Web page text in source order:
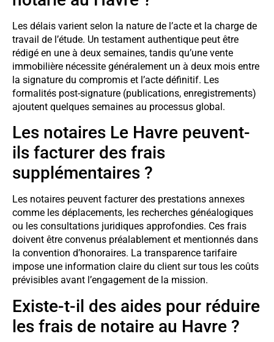
Les délais varient selon la nature de l’acte et la charge de
travail de l’étude. Un testament authentique peut être
rédigé en une à deux semaines, tandis qu’une vente
immobilière nécessite généralement un à deux mois entre
la signature du compromis et l’acte définitif. Les
formalités post-signature (publications, enregistrements)
ajoutent quelques semaines au processus global.
Les notaires Le Havre peuvent-
ils facturer des frais
supplémentaires ?
Les notaires peuvent facturer des prestations annexes
comme les déplacements, les recherches généalogiques
ou les consultations juridiques approfondies. Ces frais
doivent être convenus préalablement et mentionnés dans
la convention d’honoraires. La transparence tarifaire
impose une information claire du client sur tous les coûts
prévisibles avant l’engagement de la mission.
Existe-t-il des aides pour réduire
les frais de notaire au Havre ?